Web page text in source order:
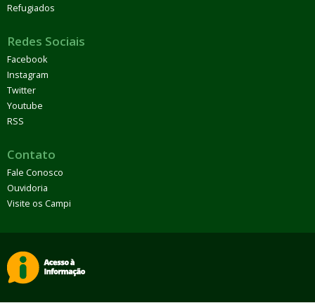
Refugiados
Redes Sociais
Facebook
Instagram
Twitter
Youtube
RSS
Contato
Fale Conosco
Ouvidoria
Visite os Campi